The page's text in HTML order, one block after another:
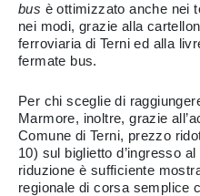
bus è ottimizzato anche nei
nei modi, grazie alla
ferroviaria di Terni ed alla
fermate bus.
Per chi sceglie di
Marmore, inoltre, grazie
Comune di Terni, prezzo
10) sul biglietto d’ingresso
riduzione è sufficiente
regionale di corsa semplice